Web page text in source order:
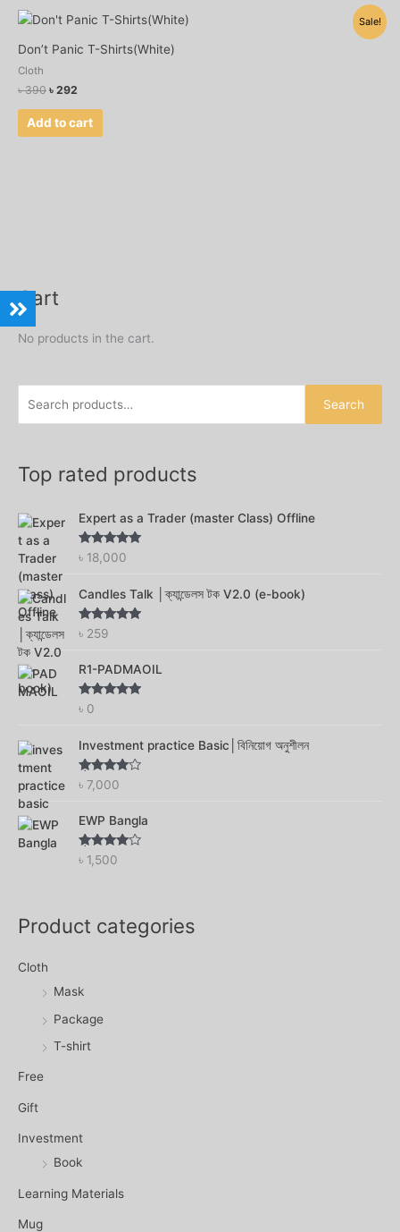
Sale!
Don’t Panic T-Shirts(White)
Cloth
৳390
Original
was:
৳ 390.
৳ 292
Current
is:
৳ 292.
Add to cart
Cart
No products in the cart.
S
e
a
c
:
Search
Top rated products
Expert as a Trader (master Class) Offline
Rated5.00
out of 5
৳ 18,000
Candles Talk │ক্যান্ডেলস টক V2.0 (e-book)
Rated
৳ 259
R1-PADMAOIL
Rated
৳ 0
Investment practice Basic│বিনিয়োগ অনুশীলন
Rated4.56
out of 5
৳7,000
EWP Bangla
Rated
4.00
৳ 1,500
Product categories
Cloth
Mask
Package
T-shirt
Free
Gift
Investment
Book
Learning Materials
Mug